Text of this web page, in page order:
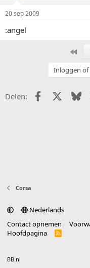
20 sep 2009
:angel
Inloggen of
Delen: Facebook
X
Corsa
Nederlands
Contact opnemen
Hoofdpagina
R
BB.nl